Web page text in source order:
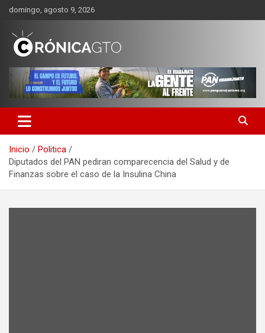
Saltar
contenido
domingo, agosto 9, 2026
CRONICA GUANAJUATO
Inicio
Politica
Diputados del PAN pediran comparecencia del Salud y de
Finanzas sobre el caso de la Insulina China